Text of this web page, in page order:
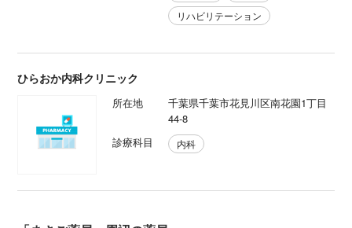
リハビリテーション
ひらおか内科クリニック
所在地
千葉県千葉市花見川区南花園1丁目
44-8
診療科目
内科